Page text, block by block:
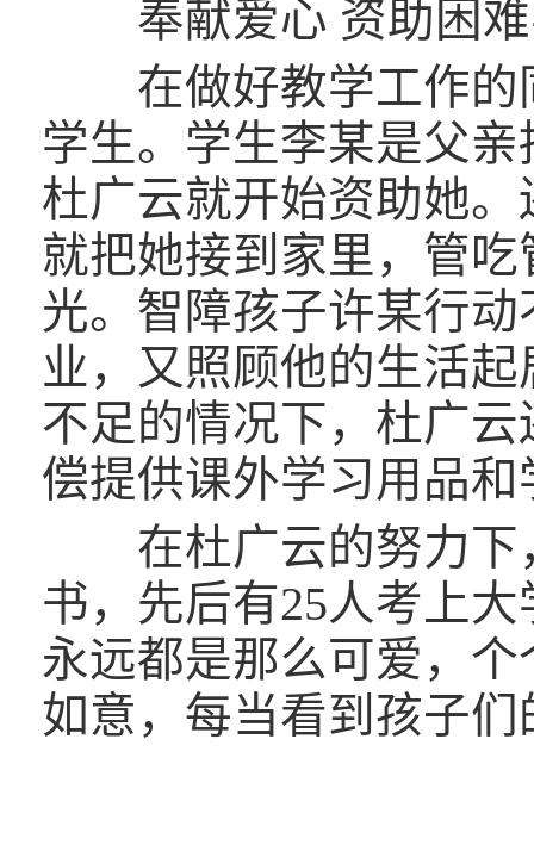
奉献爱心 资助困难
在做好教学工作的
学生。学生李某是父
杜广云就开始资助她
就把她接到家里，管
光。智障孩子许某行
业，又照顾他的生活
不足的情况下，杜广
偿提供课外学习用品
在杜广云的努力下
书，先后有25人考上
永远都是那么可爱，
如意，每当看到孩子